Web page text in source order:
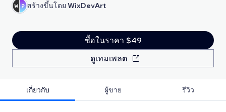
สร้างขึ้นโดย WixDevArt
ซื้อในราคา $49
ดูเทมเพลต
เกี่ยวกับ ผู้ขาย รีวิว